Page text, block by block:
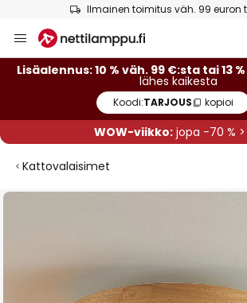
Ilmainen toimitus väh. 99 euron
to
Content
Lisäalennus: 10 % väh. 99 €:sta tai 13
lähes kaikesta
Koodi:TARJOUS kopioi
WOW-viikko:jopa -70 % >
Kattovalaisimet
Skip